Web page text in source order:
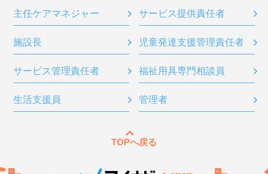
主任ケアマネジャー サービス提供責任者
施設長 児童発達支援管理責任者
サービス管理責任者 福祉用具専門相談員
生活支援員 管理者
TOPへ戻る